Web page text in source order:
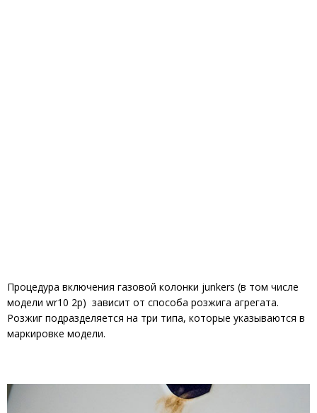
Процедура включения газовой колонки junkers (в том числе
модели wr10 2p) зависит от способа розжига агрегата.
Розжиг подразделяется на три типа, которые указываются в
маркировке модели.